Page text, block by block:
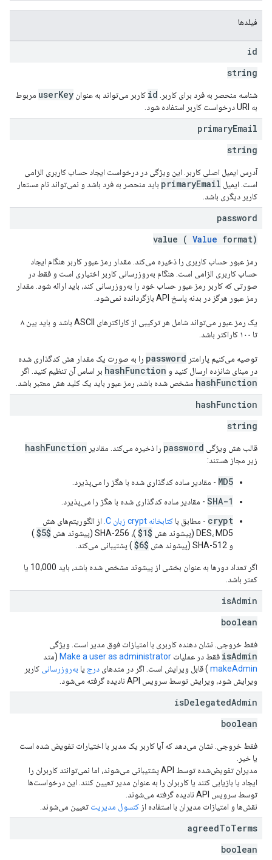
فیلدها
id
string
شناسه منحصر به فرد برای کاربر. id کاربر می‌تواند به عنوان userKey مربوط
به URI درخواست کاربر استفاده شود.
primaryEmail
string
آدرس ایمیل اصلی کاربر. این ویژگی در درخواست ایجاد حساب کاربری الزامی
است. ایمیل primaryEmail باید منحصر به فرد باشد و نمی‌تواند نام مستعار
کاربر دیگری باشد.
password
value ( Value format)
رمز عبور حساب کاربری را ذخیره می‌کند. مقدار رمز عبور کاربر هنگام ایجاد
حساب کاربری الزامی است. هنگام به‌روزرسانی کاربر اختیاری است و فقط در
صورتی که کاربر رمز عبور حساب خود را به‌روزرسانی کند، باید ارائه شود. مقدار
رمز عبور هرگز در بدنه پاسخ API بازگردانده نمی‌شود.
یک رمز عبور می‌تواند شامل هر ترکیبی از کاراکترهای ASCII باشد و باید بین ۸
تا ۱۰۰ کاراکتر باشد.
توصیه می‌کنیم پارامتر password را به صورت یک مقدار هش کدگذاری شده
در مبنای شانزده ارسال کنید و hashFunction بر اساس آن تنظیم کنید. اگر
hashFunction مشخص شده باشد، رمز عبور باید یک کلید هش معتبر باشد.
hashFunction
string
قالب هش ویژگی password را ذخیره می‌کند. مقادیر hashFunction
زیر مجاز هستند:
MD5 - مقادیر ساده کدگذاری شده با هگز را می‌پذیرد.
SHA-1 - مقادیر ساده کدگذاری شده با هگز را می‌پذیرد.
crypt - مطابق با کتابخانه crypt زبان C.
از الگوریتم‌های هش
DES، MD5 (پیشوند هش
$1$ )، SHA-256 (پیشوند هش $5$
)
و SHA-512 (پیشوند هش
$6$ ) پشتیبانی می‌کند.
اگر تعداد دورها به عنوان بخشی از پیشوند مشخص شده باشد، باید 10،000 یا
کمتر باشد.
isAdmin
boolean
فقط خروجی. نشان دهنده کاربری با امتیازات فوق مدیر است. ویژگی
isAdmin فقط در عملیات Make a user as administrator (متد
makeAdmin ) قابل ویرایش است. اگر در متدهای درج یا به‌روزرسانی کاربر
ویرایش شود، ویرایش توسط سرویس API نادیده گرفته می‌شود.
isDelegatedAdmin
boolean
فقط خروجی. نشان می‌دهد که آیا کاربر یک مدیر با اختیارات تفویض شده است
یا خیر.
مدیران تفویض‌شده توسط API پشتیبانی می‌شوند، اما نمی‌توانند کاربران را
ایجاد یا بازیابی کنند یا کاربران را به عنوان مدیر تعیین کنند. این درخواست‌ها
توسط سرویس API نادیده گرفته می‌شوند.
نقش‌ها و امتیازات مدیران با استفاده از کنسول مدیریت تعیین می‌شوند.
agreedToTerms
boolean